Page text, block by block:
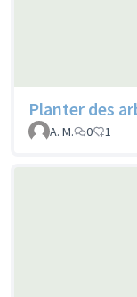
Planter des
A. M.
0 1